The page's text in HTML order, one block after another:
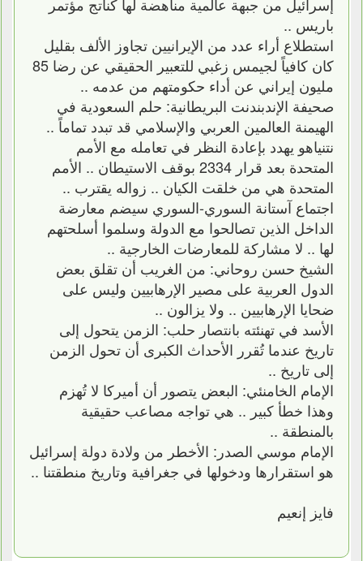
باريس ..
استطلاع أراء عدد من الإيرانيين تجاوز الألف بقليل
كان كافياً لجيمس زغبي للتعبير الحقيقي عن رضا 85
مليون إيراني عن أداء حكومتهم من عدمه ..
صحيفة الإندبندنت البريطانية: حلم السعودية في
الهيمنة العالمين العربي والإسلامي قد تبدد تماماً ..
نتنياهو يهدد بإعادة النظر في تعامله مع الأمم
المتحدة بعد قرار 2334 بوقف الاستيطان .. الأمم
المتحدة هي من خلقت الكيان .. زواله يقترب ..
اجتماع آستانة السوري-السوري سيضم معارضة
الداخل الذين تصالحوا مع الدولة وسلموا أسلحتهم
لها .. لا مشاركة للمعارضات الخارجية ..
الشيخ حسن روحاني: من الغريب أن تقلق بعض
الدول العربية على مصير الإرهابيين وليس على
ضحايا الإرهابيين .. ولا يزالون ..
الأسد في تهنئته بانتصار حلب: الزمن يتحول إلى
تاريخ عندما تُقرر الأحداث الكبرى أن تحول الزمن
إلى تاريخ ..
الإمام الخامنئي: البعض يتصور أن أميركا لا تُهزم
وهذا خطأ كبير .. هي تواجه مصاعب حقيقية
بالمنطقة ..
الإمام موسي الصدر: الأخطر من ولادة دولة إسرائيل
هو استقرارها ودخولها في جغرافية وتاريخ منطقتنا ..
فايز إنعيم